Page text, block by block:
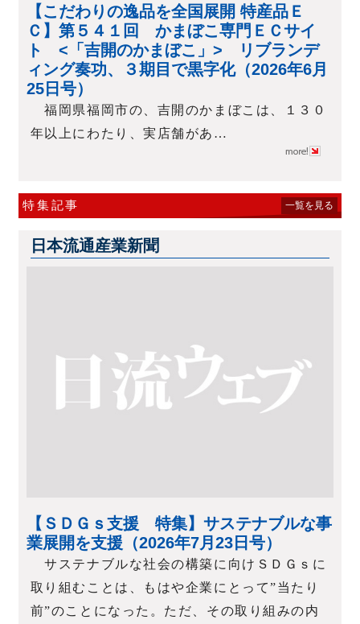
【こだわりの逸品を全国展開 特産品Ｅ
Ｃ】第５４１回 かまぼこ専門ＥＣサイ
ト <「吉開のかまぼこ」> リブランデ
ィング奏功、３期目で黒字化（2026年6月
25日号）
福岡県福岡市の、吉開のかまぼこは、１３０
年以上にわたり、実店舗があ…
特集記事 一覧を見る
日本流通産業新聞
【ＳＤＧｓ支援 特集】サステナブルな事
業展開を支援（2026年7月23日号）
サステナブルな社会の構築に向けＳＤＧｓに
取り組むことは、もはや企業にとって”当たり
前”のことになった。ただ、その取り組みの内